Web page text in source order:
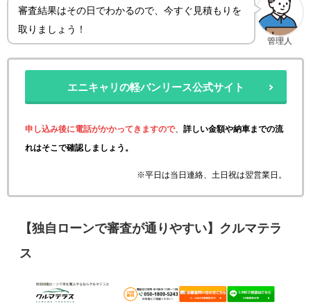
管理人
審査結果はその日でわかるので、今すぐ見積もりを
取りましょう！
エニキャリの軽バンリース公式サイト
申し込み後に電話がかかってきますので、 詳しい金額や納車までの流
れはそこで確認しましょう。
※平日は当日連絡、土日祝は翌営業日。
【独自ローンで審査が通りやすい】クルマテラ
ス